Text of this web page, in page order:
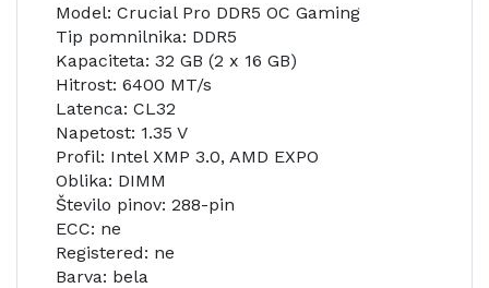
Model: Crucial Pro DDR5 OC Gaming
Tip pomnilnika: DDR5
Kapaciteta: 32 GB (2 x 16 GB)
Hitrost: 6400 MT/s
Latenca: CL32
Napetost: 1.35 V
Profil: Intel XMP 3.0, AMD EXPO
Oblika: DIMM
Število pinov: 288-pin
ECC: ne
Registered: ne
Barva: bela